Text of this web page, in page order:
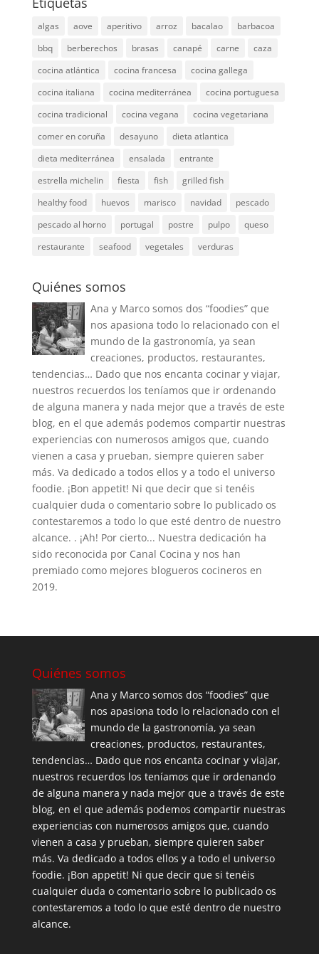
algas aove aperitivo arroz bacalao
barbacoa
bbq
berberechos brasas canapé carne
caza
cocina atlántica
cocina francesa
cocina gallega
cocina italiana
cocina mediterránea
cocina portuguesa
cocina tradicional
cocina vegana
cocina vegetariana
comer en coruña
desayuno
dieta atlantica
dieta mediterránea
ensalada
entrante
estrella michelin
fiesta fish
grilled fish
healthy food
huevos marisco navidad
pescado
pescado al horno
portugal postre pulpo
queso
restaurante
seafood vegetales verduras
Quiénes somos
Ana y Marco somos dos “foodies” que
nos apasiona todo lo relacionado con el
mundo de la gastronomía, ya sean
creaciones, productos, restaurantes,
tendencias… Dado que nos encanta cocinar y viajar,
nuestros recuerdos los teníamos que ir ordenando
de alguna manera y nada mejor que a través de este
blog, en el que además podemos compartir nuestras
experiencias con numerosos amigos que, cuando
vienen a casa y prueban, siempre quieren saber
más. Va dedicado a todos ellos y a todo el universo
foodie. ¡Bon appetit! Ni que decir que si tenéis
cualquier duda o comentario sobre lo publicado os
contestaremos a todo lo que esté dentro de nuestro
alcance. . ¡Ah! Por cierto... Nuestra dedicación ha
sido reconocida por Canal Cocina y nos han
premiado como mejores blogueros cocineros en
2019.
Quiénes somos
Ana y Marco somos dos “foodies” que
nos apasiona todo lo relacionado con el
mundo de la gastronomía, ya sean
creaciones, productos, restaurantes,
tendencias… Dado que nos encanta cocinar y viajar,
nuestros recuerdos los teníamos que ir ordenando
de alguna manera y nada mejor que a través de este
blog, en el que además podemos compartir nuestras
experiencias con numerosos amigos que, cuando
vienen a casa y prueban, siempre quieren saber
más. Va dedicado a todos ellos y a todo el universo
foodie. ¡Bon appetit! Ni que decir que si tenéis
cualquier duda o comentario sobre lo publicado os
contestaremos a todo lo que esté dentro de nuestro
alcance.